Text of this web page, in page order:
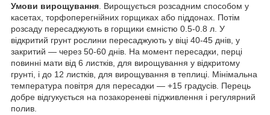
Умови вирощування . Вирощується розсадним способом у
касетах, торфоперегнійних горщиках або піддонах. Потім
розсаду пересаджують в горщики ємністю 0.5-0.8 л. У
відкритий грунт рослини пересаджують у віці 40-45 днів, у
закритий — через 50-60 днів. На момент пересадки, перці
повинні мати від 6 листків, для вирощування у відкритому
грунті, і до 12 листків, для вирощування в теплиці. Мінімальна
температура повітря для пересадки — +15 градусів. Перець
добре відгукується на позакореневі підживлення і регулярний
полив.